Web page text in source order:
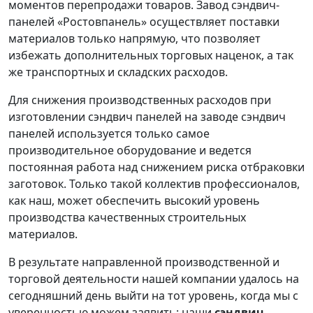
моментов перепродажи товаров. Завод сэндвич-
панелей «Ростовпанель» осуществляет поставки
материалов только напрямую, что позволяет
избежать дополнительных торговых наценок, а так
же транспортных и складских расходов.
Для снижения производственных расходов при
изготовлении сэндвич панелей на заводе сэндвич
панелей используется только самое
производительное оборудование и ведется
постоянная работа над снижением риска отбраковки
заготовок. Только такой коллектив профессионалов,
как наш, может обеспечить высокий уровень
производства качественных строительных
материалов.
В результате направленной производственной и
торговой деятельности нашей компании удалось на
сегодняшний день выйти на тот уровень, когда мы с